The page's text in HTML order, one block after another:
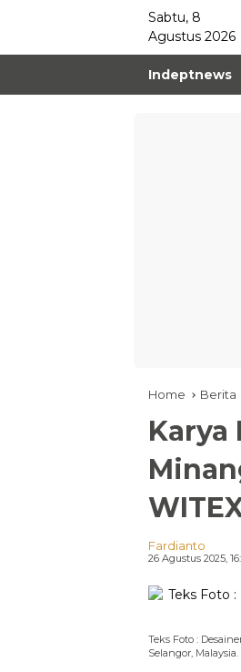
Sabtu, 8
Agustus 2026
Indeptnews
Home Berita
Karya
Fardianto
26 Agustus 2025,
Teks Foto :
Selangor, Malaysia.